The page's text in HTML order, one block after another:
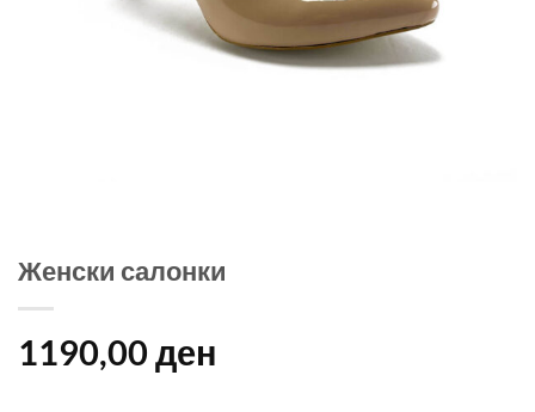
Женски салонки
1190,00 ден